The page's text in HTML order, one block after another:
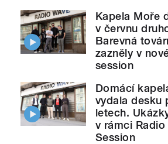
Kapela Moře
v červnu
Barevná
zazněly v
session
Domácí
vydala desku
letech.
v rámci
Session